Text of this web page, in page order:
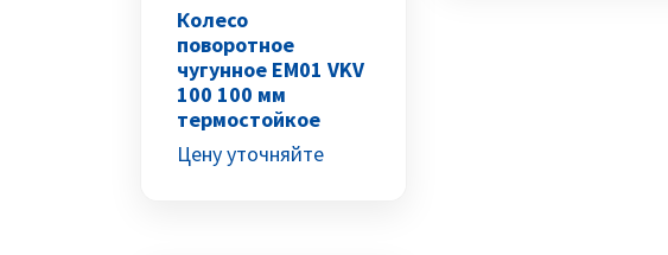
Колесо
поворотное
чугунное EM01 VKV
100 100 мм
термостойкое
Цену уточняйте